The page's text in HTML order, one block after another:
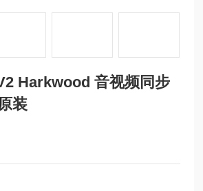
Harkwood 音视频同步
装